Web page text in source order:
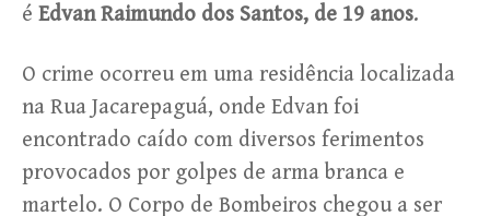
é Edvan Raimundo dos Santos, de 19 anos.
O crime ocorreu em uma residência localizada
na Rua Jacarepaguá, onde Edvan foi
encontrado caído com diversos ferimentos
provocados por golpes de arma branca e
martelo. O Corpo de Bombeiros chegou a ser